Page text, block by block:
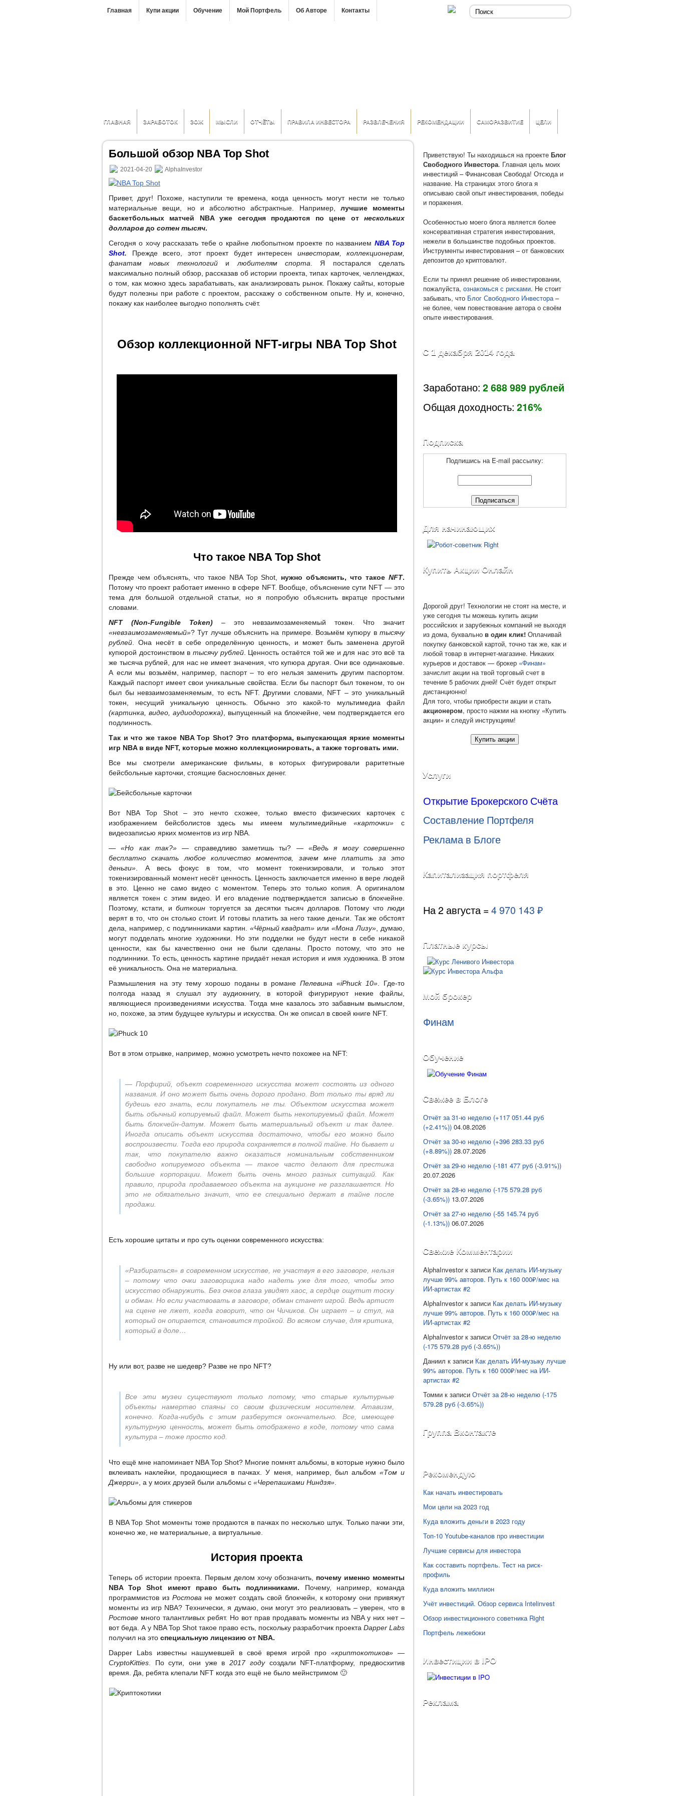
Главная Купи акции Обучение Мой Портфель Об Авторе Контакты
ГЛАВНАЯ ЗАРАБОТОК ЗОЖ МЫСЛИ ОТЧЁТЫ ПРАВИЛА ИНВЕСТОРА РАЗВЛЕЧЕНИЯ РЕКОМЕНДАЦИИ САМОРАЗВИТИЕ ЦЕЛИ
Большой обзор NBA Top Shot
2021-04-20 AlphaInvestor
Привет, друг! Похоже, наступили те времена, когда ценность могут нести не только
материальные вещи, но и абсолютно абстрактные. Например, лучшие моменты
баскетбольных матчей NBA уже сегодня продаются по цене от нескольких
долларов до сотен тысяч.
Сегодня о хочу рассказать тебе о крайне любопытном проекте по названием NBA Top
Shot. Прежде всего, этот проект будет интересен инвесторам, коллекционерам,
фанатам новых технологийи любителям спорта . Я постарался сделать
максимально полный обзор, рассказав об истории проекта, типах карточек, челленджах,
о том, как можно здесь зарабатывать, как анализировать рынок. Покажу сайты, которые
будут полезны при работе с проектом, расскажу о собственном опыте. Ну и, конечно,
покажу как наиболее выгодно пополнять счёт.
Обзор коллекционной NFT-игры NBA Top Shot
Что такое NBA Top Shot
Прежде чем объяснять, что такое NBA Top Shot, нужно объяснить, что такоеNFT.
Потому что проект работает именно в сфере NFT. Вообще, объяснение сути NFT — это
тема для большой отдельной статьи, но я попробую объяснить вкратце простыми
словами.
NFT (Non-Fungible Token)– это невзаимозаменяемый токен. Что значит
«невзаимозаменяемый»? Тут лучше объяснить на примере. Возьмём купюру в тысячу
рублей . Она несёт в себе определённую ценность, и может быть заменена другой
купюрой достоинством в тысячу рублей. Ценность остаётся той же и для нас это всё та
же тысяча рублей, для нас не имеет значения, что купюра другая. Они все одинаковые.
А если мы возьмём, например, паспорт – то его нельзя заменить другим паспортом.
Каждый паспорт имеет свои уникальные свойства. Если бы паспорт был токеном, то он
был бы невзаимозаменяемым, то есть NFT. Другими словами, NFT – это уникальный
токен, несущий уникальную ценность. Обычно это какой-то мультимедиа файл
(картинка, видео, аудиодорожка) , выпущенный на блокчейне, чем подтверждается его
подлинность.
Так и что же такое NBA Top Shot? Это платформа, выпускающая яркие моменты
игр NBA в виде NFT, которые можно коллекционировать, а также торговать ими.
Все мы смотрели американские фильмы, в которых фигурировали раритетные
бейсбольные карточки, стоящие баснословных денег.
Вот NBA Top Shot – это нечто схожее, только вместо физических карточек с
изображением бейсболистов здесь мы имеем мультимедийные«карточки» с
видеозаписью ярких моментов из игр NBA.
— «Но как так?» — справедливо заметишь ты? — «Ведь я могу совершенно
бесплатно скачать любое количество моментов, зачем мне платить за это
деньги» . А весь фокус в том, что момент токенизировали, и только этот
токенизированный момент несёт ценность. Ценность заключается именно в вере людей
в это. Ценно не само видео с моментом. Теперь это только копия. А оригиналом
является токен с этим видео. И его владение подтверждается записью в блокчейне.
Поэтому, кстати, ибиткоин торгуется за десятки тысяч долларов. Потому что люди
верят в то, что он столько стоит. И готовы платить за него такие деньги. Так же обстоят
дела, например, с подлинниками картин. «Чёрный квадрат» или«Мона Лизу» , думаю,
могут подделать многие художники. Но эти подделки не будут нести в себе никакой
ценности, как бы качественно они не были сделаны. Просто потому, что это не
подлинники. То есть, ценность картине придаёт некая история и имя художника. В этом
её уникальность. Она не материальна.
Размышления на эту тему хорошо поданы в романе Пелевина «iPhuck 10» . Где-то
полгода назад я слушал эту аудиокнигу, в которой фигурируют некие файлы,
являющиеся произведениями искусства. Тогда мне казалось это забавным вымыслом,
но, похоже, за этим будущее культуры и искусства. Он же описал в своей книге NFT.
Вот в этом отрывке, например, можно усмотреть нечто похожее на NFT:
— Порфирий, объект современного искусства может состоять из одного
названия. И оно может быть очень дорого продано. Вот только ты вряд ли
будешь его знать, если покупатель не ты. Объектом искусства может
быть обычный копируемый файл. Может быть некопируемый файл. Может
быть блокчейн-датум. Может быть материальный объект и так далее.
Иногда описать объект искусства достаточно, чтобы его можно было
воспроизвести. Тогда его природа сохраняется в полной тайне. Но бывает и
так, что покупателю важно оказаться номинальным собственником
свободно копируемого объекта — такое часто делают для престижа
большие корпорации. Может быть очень много разных ситуаций. Как
правило, природа продаваемого объекта на аукционе не разглашается. Но
это не обязательно значит, что ее специально держат в тайне после
продажи.
Есть хорошие цитаты и про суть оценки современного искусства:
«Разбираться» в современном искусстве, не участвуя в его заговоре, нельзя
– потому что очки заговорщика надо надеть уже для того, чтобы это
искусство обнаружить. Без очков глаза увидят хаос, а сердце ощутит тоску
и обман. Но если участвовать в заговоре, обман станет игрой. Ведь артист
на сцене не лжет, когда говорит, что он Чичиков. Он играет – и стул, на
который он опирается, становится тройкой. Во всяком случае, для критика,
который в доле…
Ну или вот, разве не шедевр? Разве не про NFT?
Все эти музеи существуют только потому, что старые культурные
объекты намертво спаяны со своим физическим носителем. Атавизм,
конечно. Когда-нибудь с этим разберутся окончательно. Все, имеющее
культурную ценность, может быть отображено в коде, потому что сама
культура – тоже просто код.
Что ещё мне напоминает NBA Top Shot? Многие помнят альбомы, в которые нужно было
вклеивать наклейки, продающиеся в пачках. У меня, например, был альбом «Том и
Джерри» , а у моих друзей были альбомы с «Черепашками Ниндзя»
В NBA Top Shot моменты тоже продаются в пачках по несколько штук. Только пачки эти,
конечно же, не материальные, а виртуальные.
История проекта
Теперь об истории проекта. Первым делом хочу обозначить, почему именно моменты
NBA Top Shot имеют право быть подлинниками. Почему, например, команда
программистов из Ростоване может создать свой блокчейн, к которому они привяжут
моменты из игр NBA? Технически, я думаю, они могут это реализовать – уверен, что в
Ростове много талантливых ребят. Но вот прав продавать моменты из NBA у них нет –
вот беда. А у NBA Top Shot такое право есть, поскольку разработчик проекта Dapper Labs
получил на это специальную лицензию от NBA.
Dapper Labs известны нашумевшей в своё время игрой про «криптокотиков» —
CryptoKitties. По сути, они уже в2017 годусоздали NFT-платформу, предвосхитив
время. Да, ребята клепали NFT когда это ещё не было мейнстримом 🙂
Приветствую! Ты находишься на проекте Блог
Свободного Инвестора. Главная цель моих
инвестиций – Финансовая Свобода! Отсюда и
название. На страницах этого блога я
описываю свой опыт инвестирования, победы
и поражения.
Особенностью моего блога является более
консервативная стратегия инвестирования,
нежели в большинстве подобных проектов.
Инструменты инвестирования – от банковских
депозитов до криптовалют.
Если ты принял решение об инвестировании,
пожалуйста, ознакомься с рисками. Не стоит
забывать, что Блог Свободного Инвестора–
не более, чем повествование автора о своём
опыте инвестирования.
С 1 декабря 2014 года
Заработано: 2 688 989 рублей
Общая доходность: 216%
Подписка
Подпишись на E-mail рассылку:
Для начинающих
Купить Акции Онлайн
Дорогой друг! Технологии не стоят на месте, и
уже сегодня ты можешь купить акции
российских и зарубежных компаний не выходя
из дома, буквально в один клик! Оплачивай
покупку банковской картой, точно так же, как и
любой товар в интернет-магазине. Никаких
курьеров и доставок — брокер «Финам»
зачислит акции на твой торговый счет в
течение 5 рабочих дней! Счёт будет открыт
дистанционно!
Для того, чтобы приобрести акции и стать
акционером, просто нажми на кнопку «Купить
акции» и следуй инструкциям!
Купить акции
Услуги
Открытие Брокерского Счёта
Составление Портфеля
Реклама в Блоге
Капитализация портфеля
На 2 августа = 4 970 143 ₽
Платные курсы
Мой брокер
Финам
Обучение
Свежее в Блоге
Отчёт за 31-ю неделю (+117 051.44 руб
(+2.41%)) 04.08.2026
Отчёт за 30-ю неделю (+396 283.33 руб
(+8.89%)) 28.07.2026
Отчёт за 29-ю неделю (-181 477 руб (-3.91%))
20.07.2026
Отчёт за 28-ю неделю (-175 579.28 руб
(-3.65%)) 13.07.2026
Отчёт за 27-ю неделю (-55 145.74 руб
(-1.13%)) 06.07.2026
Свежие Комментарии
AlphaInvestorк записи Как делать ИИ-музыку
лучше 99% авторов. Путь к 160 000₽/мес на
ИИ-артистах #2
AlphaInvestorк записи Как делать ИИ-музыку
лучше 99% авторов. Путь к 160 000₽/мес на
ИИ-артистах #2
AlphaInvestorк записи Отчёт за 28-ю неделю
(-175 579.28 руб (-3.65%))
Даниил к записи Как делать ИИ-музыку лучше
99% авторов. Путь к 160 000₽/мес на ИИ-
артистах #2
Томми к записи Отчёт за 28-ю неделю (-175
579.28 руб (-3.65%))
Группа Вконтакте
Рекомендую
Как начать инвестировать
Мои цели на 2023 год
Куда вложить деньги в 2023 году
Топ-10 Youtube-каналов про инвестиции
Лучшие сервисы для инвестора
Как составить портфель. Тест на риск-
профиль
Куда вложить миллион
Учёт инвестиций. Обзор сервиса Intelinvest
Обзор инвестиционного советника Right
Портфель лежебоки
Инвестиции в IPO
Реклама